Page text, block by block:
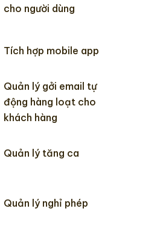
cho người dùng
Tích hợp mobile app
Quản lý gởi email tự
động hàng loạt cho
khách hàng
Quản lý tăng ca
Quản lý nghỉ phép